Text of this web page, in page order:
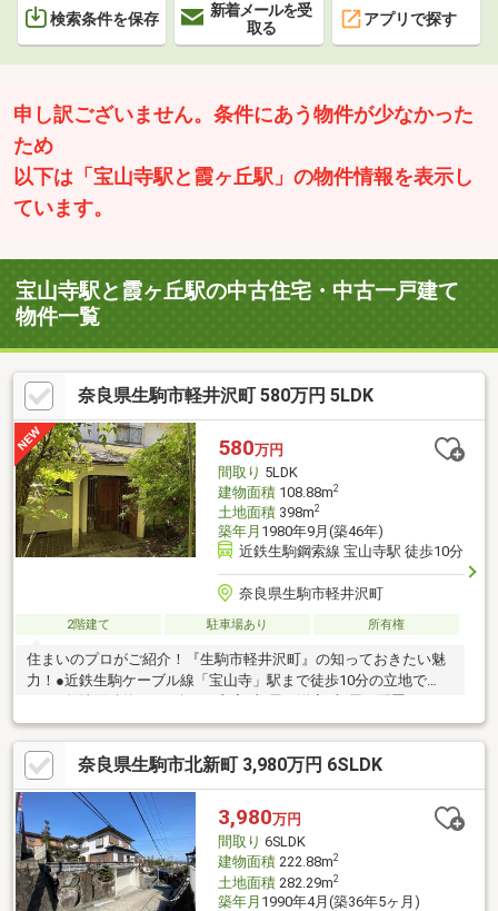
検索条件を保存
新着メールを受
取る
アプリで探す
申し訳ございません。条件にあう物件が少なかった
ため
以下は「宝山寺駅と霞ヶ丘駅」の物件情報を表示し
ています。
宝山寺駅と霞ヶ丘駅の中古住宅・中古一戸建て
物件一覧
奈良県生駒市軽井沢町 580万円 5LDK
580万円
間取り 5LDK
建物面積108.88m2
土地面積398m2
築年月 1980年9月(築46年)
近鉄生駒鋼索線 宝山寺駅 徒歩10分
奈良県生駒市軽井沢町
2階建て 駐車場あり 所有権
住まいのプロがご紹介！『生駒市軽井沢町』の知っておきたい魅
力！●近鉄生駒ケーブル線「宝山寺」駅まで徒歩10分の立地で
「5LDK」の住まい。●リビング⇔ダイニングキッチン⇔1階廊下で
行き来可能な、回遊性のある設計です。●キッチンは、L型の壁付
けタイプ。●各水廻りは、1階廊下より出入りいただけます。●和
室2部屋は、ともに6帖以上の広さ。それぞれに押入が備わってい
ます。●各和室・各洋室は振り分けタイプ。寝室など、用途に合
わせて利用可能です。●カーポートが1台分設けられています。
奈良県生駒市北新町 3,980万円 6SLDK
3,980万円
間取り 6SLDK
建物面積222.88m2
土地面積282.29m2
築年月 1990年4月(築36年5ヶ月)